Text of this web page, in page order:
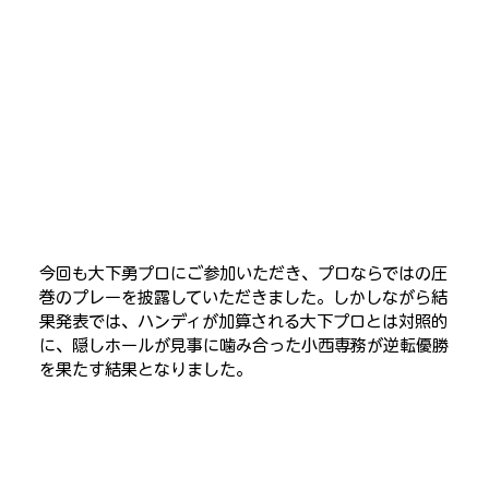
今回も大下勇プロにご参加いただき、プロならではの圧
巻のプレーを披露していただきました。しかしながら結
果発表では、ハンディが加算される大下プロとは対照的
に、隠しホールが見事に噛み合った小西専務が逆転優勝
を果たす結果となりました。